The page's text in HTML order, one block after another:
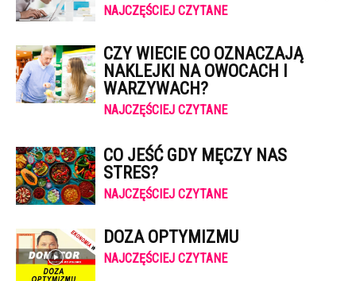
NAJCZĘŚCIEJ CZYTANE
CZY WIECIE CO OZNACZAJĄ
NAKLEJKI NA OWOCACH I
WARZYWACH?
NAJCZĘŚCIEJ CZYTANE
CO JEŚĆ GDY MĘCZY NAS
STRES?
NAJCZĘŚCIEJ CZYTANE
DOZA OPTYMIZMU
NAJCZĘŚCIEJ CZYTANE